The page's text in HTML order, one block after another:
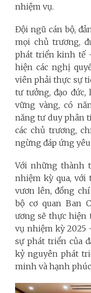
nhiệm vụ.
Đội ngũ cán bộ,
mọi chủ trương,
phát triển kinh tế
hiện các nghị
viên phải thực sự
tư tưởng, đạo
vững vàng, có
năng tư duy phân
các chủ trương,
ngừng đáp ứng
Với những thành
nhiệm kỳ qua,
vươn lên, đồng
bộ cơ quan Ban
ương sẽ thực
vụ nhiệm kỳ 2025
sự phát triển của
kỷ nguyên phát
minh và hạnh phúc